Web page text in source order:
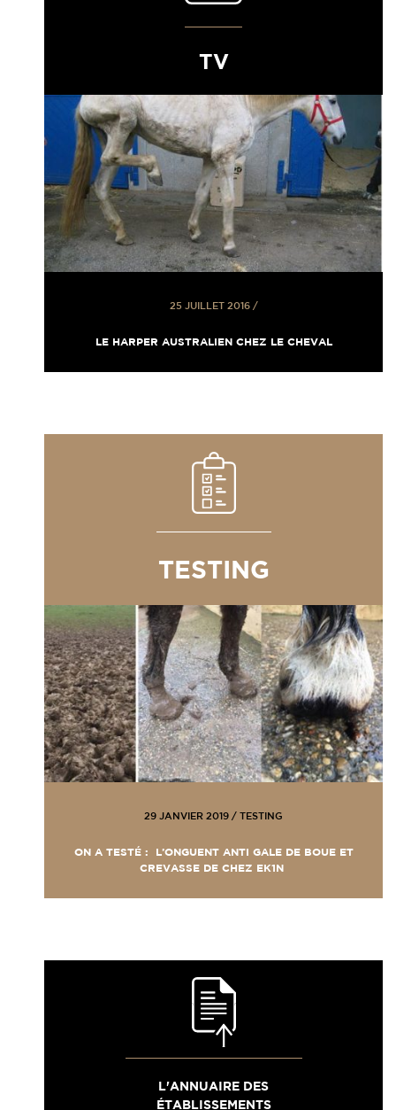
TV
25 JUILLET 2016/
LE HARPER AUSTRALIEN CHEZ LE CHEVAL
TESTING
29 JANVIER 2019 / TESTING
ON A TESTÉ : L’ONGUENT ANTI GALE DE BOUE ET
CREVASSE DE CHEZ EK1N
L'ANNUAIRE DES
ÉTABLISSEMENTS